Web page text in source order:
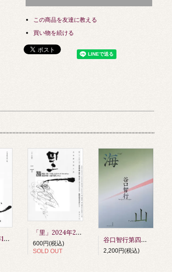
この商品を友達に教える
買い物を続ける
「里」2023年11月号
「里」2024年2月号
600円(税込)
SOLD OUT
谷口智行第四句集 『海山』 第64回俳人協会賞受賞作品（令和6年度）
2,200円(税込)